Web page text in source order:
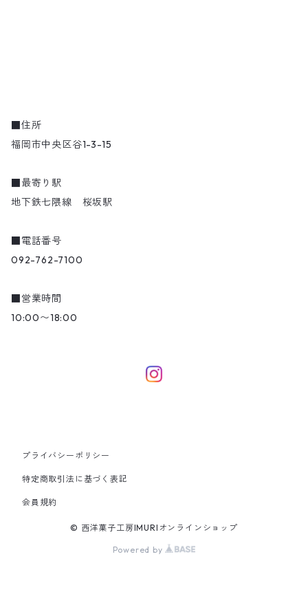
■住所
福岡市中央区谷1-3-15
■最寄り駅
地下鉄七隈線 桜坂駅
■電話番号
092-762-7100
■営業時間
10:00〜18:00
プライバシーポリシー
特定商取引法に基づく表記
会員規約
© 西洋菓子工房IMURIオンラインショップ
Powered by